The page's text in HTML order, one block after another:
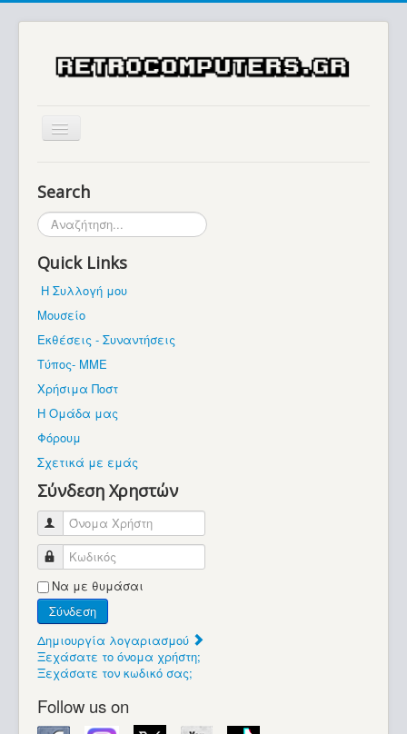
Μουσείο
Βρίσκεστε εδώ:
Search
Αναζήτηση...
Quick Links
Η Συλλογή μου
Μουσείο
Εκθέσεις - Συναντήσεις
Τύπος- ΜΜΕ
Χρήσιμα Ποστ
Η Ομάδα μας
Φόρουμ
Σχετικά με εμάς
Σύνδεση Χρηστών
Όνομα Χρήστη
Κωδικός
Να με θυμάσαι
Σύνδεση
Δημιουργία λογαριασμού
Ξεχάσατε το όνομα χρήστη;
Ξεχάσατε τον κωδικό σας;
Follow us on